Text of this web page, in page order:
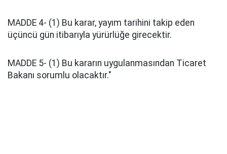
MADDE 4- (1) Bu karar, yayım tarihini takip eden
üçüncü gün itibarıyla yürürlüğe girecektir.
MADDE 5- (1) Bu kararın uygulanmasından Ticaret
Bakanı sorumlu olacaktır."